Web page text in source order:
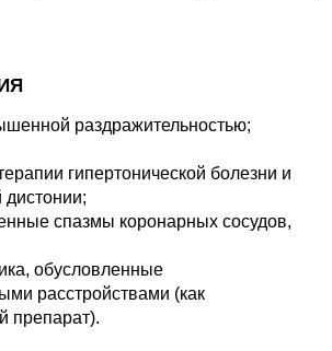
раздражительностью;
гипертонической болезни и
дистонии;
спазмы коронарных сосудов,
обусловленные
расстройствами (как
препарат).